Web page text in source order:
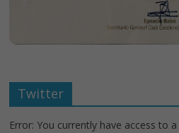
Twitter
Error: You currently have access to